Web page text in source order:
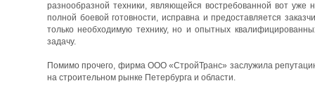
разнообразной техники, являющейся востребованной вот уже
полной боевой готовности, исправна и предоставляется
только необходимую технику, но и опытных
задачу.
Помимо прочего, фирма ООО «СтройТранс» заслужила
на строительном рынке Петербурга и области.